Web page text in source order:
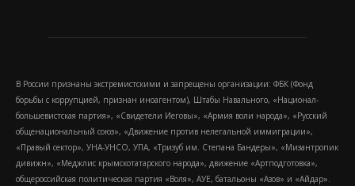
В России признаны экстремистскими и запрещены организации: ФБК (Фонд
борьбы с коррупцией, признан иноагентом), Штабы Навального, «Национал-
большевистская партия», «Свидетели Иеговы», «Армия воли народа», «Русский
общенациональный союз», «Движение против нелегальной иммиграции»,
«Правый сектор», УНА-УНСО, УПА, «Тризуб им. Степана Бандеры», «Мизантропик
дивижн», «Меджлис крымскотатарского народа», движение «Артподготовка»,
общероссийская политическая партия «Воля», АУЕ, батальоны «Азов» и «Айдар».